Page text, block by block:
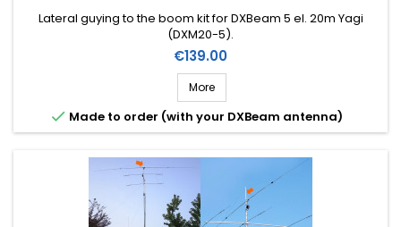
Lateral guying to the boom kit for DXBeam 5 el. 20m Yagi
(DXM20-5).
Price
€139.00
More
 Made to order (with your DXBeam antenna)